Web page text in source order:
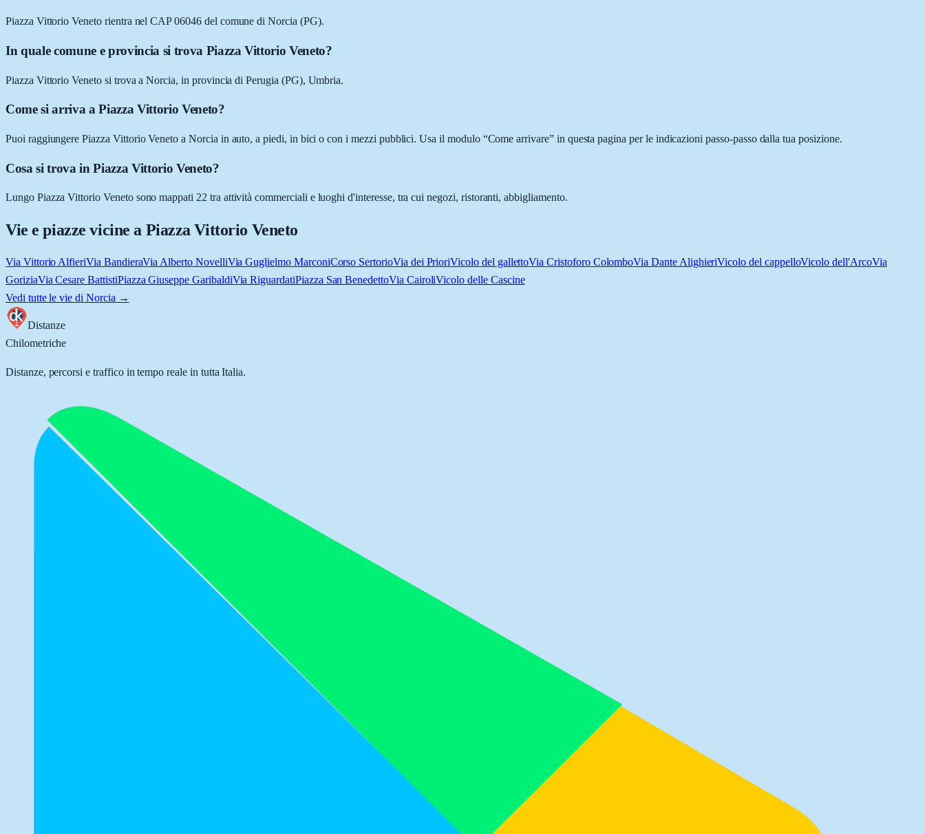
Piazza Vittorio Veneto rientra nel CAP 06046 del comune di Norcia (PG).
In quale comune e provincia si trova Piazza Vittorio Veneto?
Piazza Vittorio Veneto si trova a Norcia, in provincia di Perugia (PG), Umbria.
Come si arriva a Piazza Vittorio Veneto?
Puoi raggiungere Piazza Vittorio Veneto a Norcia in auto, a piedi, in bici o con i mezzi pubblici. Usa il modulo “Come arrivare” in questa pagina per le indicazioni passo-passo dalla tua posizione.
Cosa si trova in Piazza Vittorio Veneto?
Lungo Piazza Vittorio Veneto sono mappati 22 tra attività commerciali e luoghi d'interesse, tra cui negozi, ristoranti, abbigliamento.
Vie e piazze vicine a Piazza Vittorio Veneto
Via Vittorio AlfieriVia BandieraVia Alberto NovelliVia Guglielmo MarconiCorso SertorioVia dei PrioriVicolo del gallettoVia Cristoforo ColomboVia Dante AlighieriVicolo del cappelloVicolo dell'ArcoVia
GoriziaVia Cesare BattistiPiazza Giuseppe GaribaldiVia RiguardatiPiazza San BenedettoVia CairoliVicolo delle Cascine
Vedi tutte le vie di Norcia →
Distanze
Chilometriche
Distanze, percorsi e traffico in tempo reale in tutta Italia.